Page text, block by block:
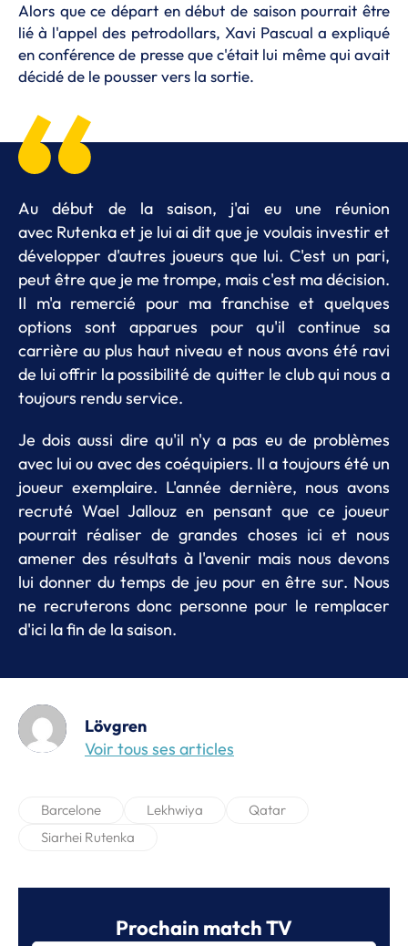
Alors que ce départ en début de saison pourrait être
lié à l'appel des petrodollars, Xavi Pascual a expliqué
en conférence de presse que c'était lui même qui avait
décidé de le pousser vers la sortie.
Au début de la saison, j'ai eu une réunion
avec Rutenka et je lui ai dit que je voulais investir et
développer d'autres joueurs que lui. C'est un pari,
peut être que je me trompe, mais c'est ma décision.
Il m'a remercié pour ma franchise et quelques
options sont apparues pour qu'il continue sa
carrière au plus haut niveau et nous avons été ravi
de lui offrir la possibilité de quitter le club qui nous a
toujours rendu service.
Je dois aussi dire qu'il n'y a pas eu de problèmes
avec lui ou avec des coéquipiers. Il a toujours été un
joueur exemplaire. L'année dernière, nous avons
recruté Wael Jallouz en pensant que ce joueur
pourrait réaliser de grandes choses ici et nous
amener des résultats à l'avenir mais nous devons
lui donner du temps de jeu pour en être sur. Nous
ne recruterons donc personne pour le remplacer
d'ici la fin de la saison.
Lövgren
Voir tous ses articles
Barcelone Lekhwiya
Qatar
Siarhei Rutenka
Prochain match TV